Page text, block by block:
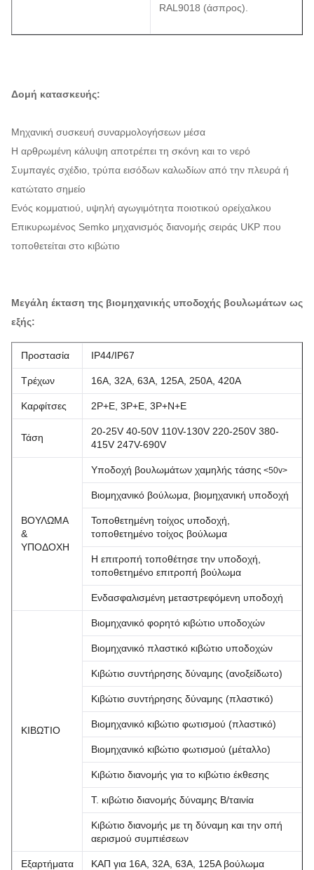
RAL9018 (άσπρος).
Δομή κατασκευής:
Μηχανική συσκευή συναρμολογήσεων μέσα
Η αρθρωμένη κάλυψη αποτρέπει τη σκόνη και το νερό
Συμπαγές σχέδιο, τρύπα εισόδων καλωδίων από την πλευρά ή
κατώτατο σημείο
Ενός κομματιού, υψηλή αγωγιμότητα ποιοτικού ορείχαλκου
Επικυρωμένος Semko μηχανισμός διανομής σειράς UKP που
τοποθετείται στο κιβώτιο
Μεγάλη έκταση της βιομηχανικής υποδοχής βουλωμάτων ως
εξής:
Προστασία IP44/IP67
Τρέχων 16A, 32A, 63A, 125A, 250A, 420A
Καρφίτσες 2P+E, 3P+E, 3P+N+E
Τάση
20-25V 40-50V 110V-130V 220-250V 380-
415V 247V-690V
ΒΟΥΛΩΜΑ
&
ΥΠΟΔΟΧΗ
Υποδοχή βουλωμάτων χαμηλής τάσης <50v>
Βιομηχανικό βούλωμα, βιομηχανική υποδοχή
Τοποθετημένη τοίχος υποδοχή,
τοποθετημένο τοίχος βούλωμα
Η επιτροπή τοποθέτησε την υποδοχή,
τοποθετημένο επιτροπή βούλωμα
Ενδασφαλισμένη μεταστρεφόμενη υποδοχή
ΚΙΒΩΤΙΟ
Βιομηχανικό φορητό κιβώτιο υποδοχών
Βιομηχανικό πλαστικό κιβώτιο υποδοχών
Κιβώτιο συντήρησης δύναμης (ανοξείδωτο)
Κιβώτιο συντήρησης δύναμης (πλαστικό)
Βιομηχανικό κιβώτιο φωτισμού (πλαστικό)
Βιομηχανικό κιβώτιο φωτισμού (μέταλλο)
Κιβώτιο διανομής για το κιβώτιο έκθεσης
Τ. κιβώτιο διανομής δύναμης Β/ταινία
Κιβώτιο διανομής με τη δύναμη και την οπή
αερισμού συμπιέσεων
Εξαρτήματα ΚΑΠ για 16A, 32A, 63A, 125A βούλωμα